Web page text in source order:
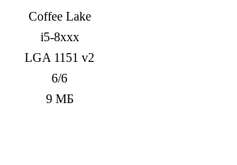
Coffee Lake
i5-8xxx
LGA 1151 v2
6/6
9 МБ